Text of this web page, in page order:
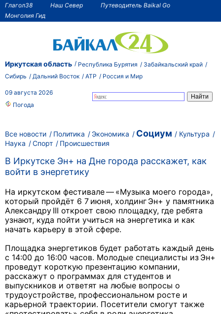
Глагол38 Наш Север
Путеводитель Baikal Go
Монголия Гид
Иркутская область Республика Бурятия
Забайкальский край
Сибирь
Дальний Восток АТР Россия и Мир
09 августа 2026
Погода
Все новости Политика Экономика Социум
Культура
Наука
Спорт Происшествия
В Иркутске Эн+ на Дне города расскажет, как
войти в энергетику
На иркутском фестивале — «Музыка моего города»,
который пройдёт 6 7 июня, холдинг Эн+ у памятника
Александру III откроет свою площадку, где ребята
узнают, куда пойти учиться на энергетика и как
начать карьеру в этой сфере.
Площадка энергетиков будет работать каждый день
с 14:00 до 16:00 часов. Молодые специалисты из Эн+
проведут короткую презентацию компании,
расскажут о программах для студентов и
выпускников и ответят на любые вопросы о
трудоустройстве, профессиональном росте и
карьерной траектории. Посетители смогут также